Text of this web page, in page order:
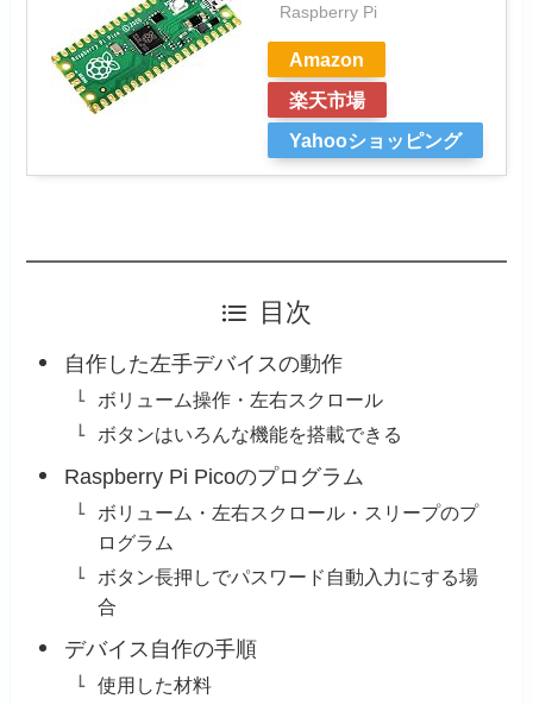
Raspberry Pi
Amazon
楽天市場
Yahooショッピング
目次
自作した左手デバイスの動作
ボリューム操作・左右スクロール
ボタンはいろんな機能を搭載できる
Raspberry Pi Picoのプログラム
ボリューム・左右スクロール・スリープのプ
ログラム
ボタン長押しでパスワード自動入力にする場
合
デバイス自作の手順
使用した材料